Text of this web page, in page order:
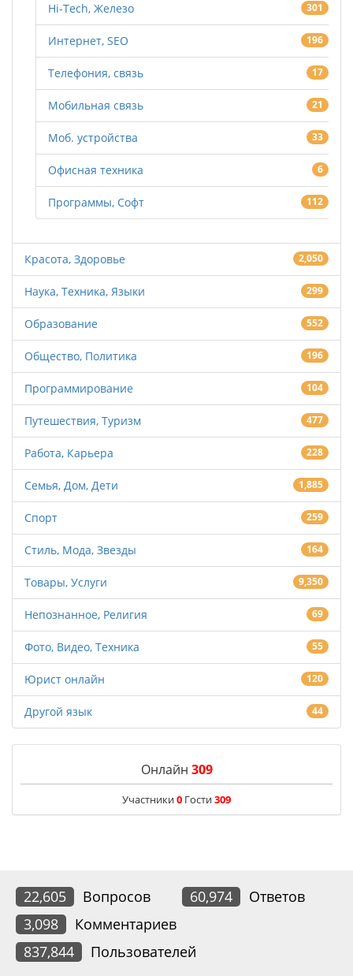
Hi-Tech, Железо 301
Интернет, SEO 196
Телефония, связь 17
Мобильная связь 21
Моб. устройства 33
Офисная техника 6
Программы, Софт 112
Красота, Здоровье 2,050
Наука, Техника, Языки 299
Образование 552
Общество, Политика 196
Программирование 104
Путешествия, Туризм 477
Работа, Карьера 228
Семья, Дом, Дети 1,885
Спорт 259
Стиль, Мода, Звезды 164
Товары, Услуги 9,350
Непознанное, Религия 69
Фото, Видео, Техника 55
Юрист онлайн 120
Другой язык 44
Онлайн 309
Участники0 Гости309
22,605 Вопросов 60,974
Ответов
3,098
Комментариев
837,844
Пользователей